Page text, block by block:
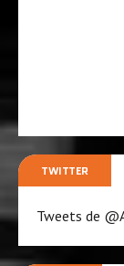
TWITTER
Tweets de